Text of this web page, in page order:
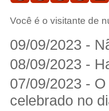
Você é o visitante de
09/09/2023 -
08/09/2023 -
07/09/2023 -
celebrado no